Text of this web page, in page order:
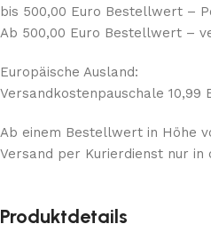
bis 500,00 Euro Bestellwert –
Ab 500,00 Euro Bestellwert –
Europäische Ausland:
Versandkostenpauschale 10,99
Ab einem Bestellwert in Höhe
Versand per Kurierdienst nur in
Produktdetails